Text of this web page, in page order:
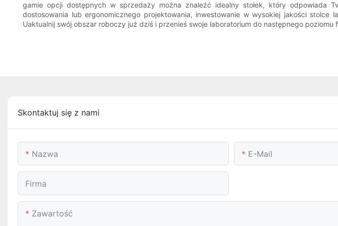
gamie opcji dostępnych w sprzedaży można znaleźć idealny stołek, który odpowiada
dostosowania lub ergonomicznego projektowania, inwestowanie w wysokiej jakości
Uaktualnij swój obszar roboczy już dziś i przenieś swoje laboratorium do następnego poziomu
Skontaktuj się z nami
Nazwa E-Mail
Firma
Zawartość